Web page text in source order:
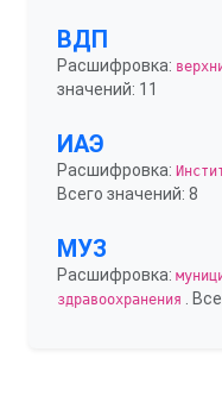
ВДП
Расшифровка:
значений: 11
ИАЭ
Расшифровка:
Всего значений: 8
МУЗ
Расшифровка:
здравоохранения
.